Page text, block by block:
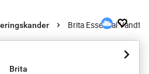
Brita Essential
Brita